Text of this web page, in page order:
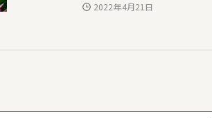
2022年4月21日